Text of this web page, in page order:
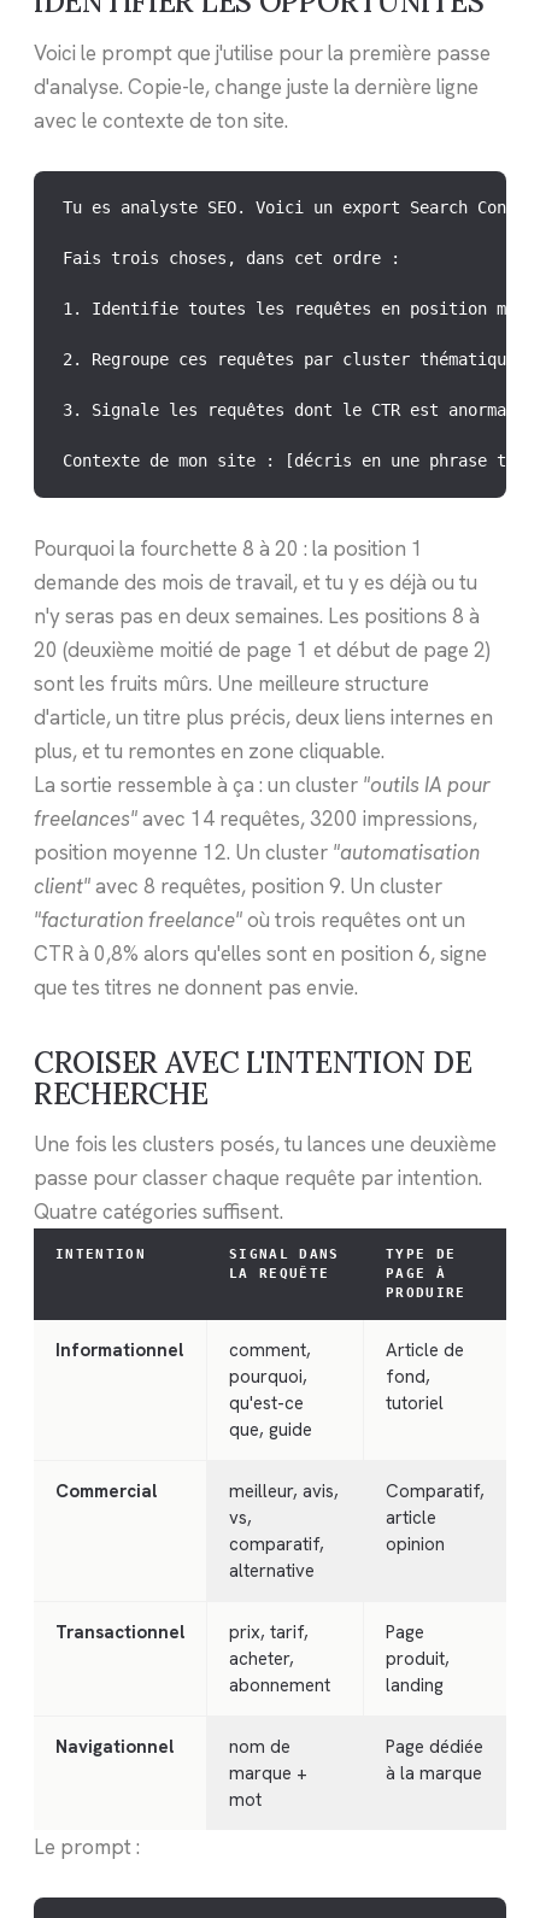
Voici le prompt que j'utilise pour la première passe
d'analyse. Copie-le, change juste la dernière ligne
avec le contexte de ton site.
Tu es analyste SEO. Voici un export Search
Fais trois choses, dans cet ordre :
1. Identifie toutes les requêtes en position
2. Regroupe ces requêtes par cluster thématique
3. Signale les requêtes dont le CTR est
Contexte de mon site : [décris en une phrase
Pourquoi la fourchette 8 à 20 : la position 1
demande des mois de travail, et tu y es déjà ou tu
n'y seras pas en deux semaines. Les positions 8 à
20 (deuxième moitié de page 1 et début de page 2)
sont les fruits mûrs. Une meilleure structure
d'article, un titre plus précis, deux liens internes en
plus, et tu remontes en zone cliquable.
La sortie ressemble à ça : un cluster "outils IA pour
freelances"avec 14 requêtes, 3200 impressions,
position moyenne 12. Un cluster "automatisation
client"avec 8 requêtes, position 9. Un cluster
"facturation freelance"où trois requêtes ont un
CTR à 0,8% alors qu'elles sont en position 6, signe
que tes titres ne donnent pas envie.
CROISER AVEC L'INTENTION DE
RECHERCHE
Une fois les clusters posés, tu lances une deuxième
passe pour classer chaque requête par intention.
Quatre catégories suffisent.
INTENTION
SIGNAL DANS
LA REQUÊTE
TYPE DE
PAGE À
PRODUIRE
Informationnel
comment,
pourquoi,
qu'est-ce
que, guide
Article de
fond,
tutoriel
Commercial
meilleur, avis,
vs,
comparatif,
alternative
Comparatif,
article
opinion
Transactionnel
prix, tarif,
acheter,
abonnement
Page
produit,
landing
Navigationnel
nom de
marque +
mot
Page dédiée
à la marque
Le prompt :